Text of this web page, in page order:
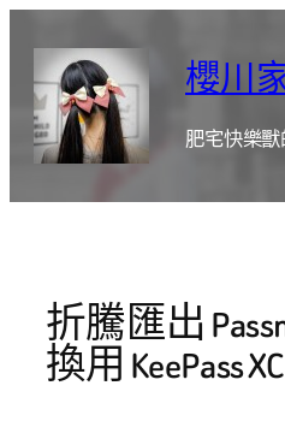
櫻川
肥宅快樂
折騰匯出
換用 KeePass XC